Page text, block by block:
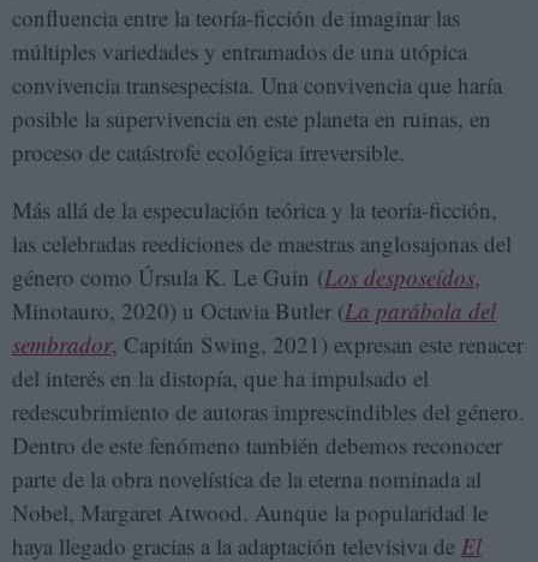
confluencia entre la teoría-ficción de imaginar las
múltiples variedades y entramados de una utópica
convivencia transespecista. Una convivencia que haría
posible la supervivencia en este planeta en ruinas, en
proceso de catástrofe ecológica irreversible.
Más allá de la especulación teórica y la teoría-ficción,
las celebradas reediciones de maestras anglosajonas del
género como Úrsula K. Le Guin (Los desposeídos,
Minotauro, 2020) u Octavia Butler (La parábola del
sembrador, Capitán Swing, 2021) expresan este renacer
del interés en la distopía, que ha impulsado el
redescubrimiento de autoras imprescindibles del género.
Dentro de este fenómeno también debemos reconocer
parte de la obra novelística de la eterna nominada al
Nobel, Margaret Atwood. Aunque la popularidad le
haya llegado gracias a la adaptación televisiva de El